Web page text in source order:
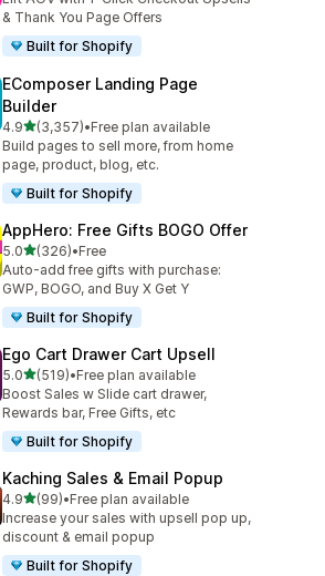
& Thank You Page Offers
Built for Shopify
EComposer Landing Page
Builder
4.9เต็ม 5 ดาว
(3,357)
ทั้งหมด 3357 รีวิว
•Free plan available
Build pages to sell more, from home
page, product, blog, etc.
Built for Shopify
AppHero: Free Gifts BOGO Offer
5.0เต็ม 5 ดาว
(326)
ทั้งหมด 326 รีวิว
•Free
Auto-add free gifts with purchase:
GWP, BOGO, and Buy X Get Y
Built for Shopify
Ego Cart Drawer Cart Upsell
5.0เต็ม 5 ดาว
(519)
ทั้งหมด 519 รีวิว
•Free plan available
Boost Sales w Slide cart drawer,
Rewards bar, Free Gifts, etc
Built for Shopify
Kaching Sales & Email Popup
4.9เต็ม 5 ดาว
(99)
ทั้งหมด 99 รีวิว
•Free plan available
Increase your sales with upsell pop up,
discount & email popup
Built for Shopify